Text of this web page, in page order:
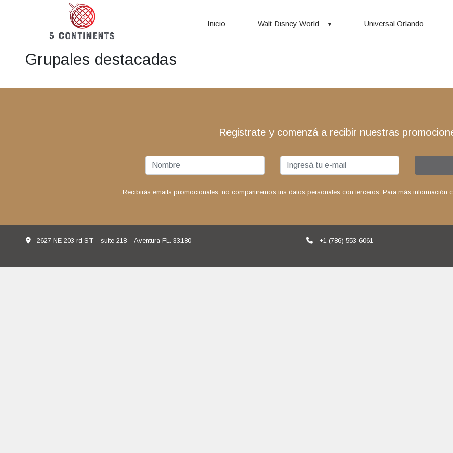
Inicio Walt Disney World Universal Orlando
Grupales destacadas
Registrate y comenzá a recibir nuestras
Recibirás emails promocionales, no compartiremos tus datos personales con terceros. Para más información
2627 NE 203 rd ST – suite 218 – Aventura FL. 33180 +1 (786) 553-6061